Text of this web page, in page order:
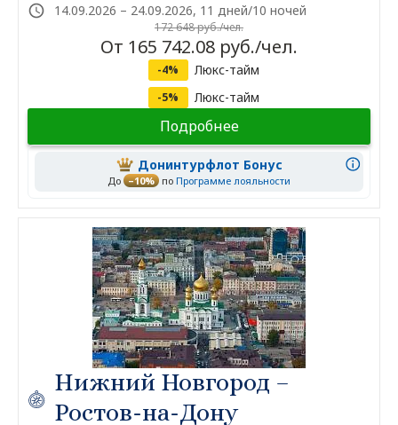
14.09.2026 – 24.09.2026, 11 дней/10 ночей
172 648 руб./чел.
От 165 742.08 руб./чел.
-4% Люкс-тайм
-5% Люкс-тайм
Подробнее
Донинтурфлот Бонус
До –10% по Программе лояльности
Нижний Новгород –
Ростов-на-Дону